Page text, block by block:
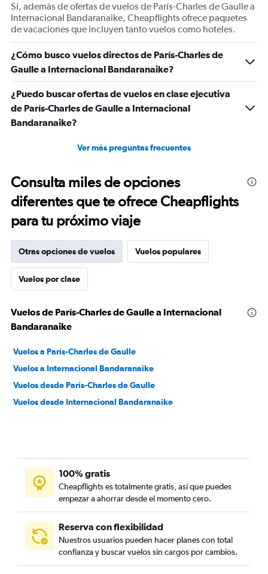
of
flights.
Range:
0
to
7.5.
Sí, además de ofertas de vuelos de París-Charles de Gaulle a
Internacional Bandaranaike, Cheapflights ofrece paquetes
de vacaciones que incluyen tanto vuelos como hoteles.
¿Cómo busco vuelos directos de París-Charles de
Gaulle a Internacional Bandaranaike?
¿Puedo buscar ofertas de vuelos en clase ejecutiva
de París-Charles de Gaulle a Internacional
Bandaranaike?
Ver más preguntas frecuentes
Consulta miles de opciones
diferentes que te ofrece Cheapflights
para tu próximo viaje
Otras opciones de vuelos Vuelos populares
Vuelos por clase
Vuelos de París-Charles de Gaulle a Internacional
Bandaranaike
Vuelos a París-Charles de Gaulle
Vuelos a Internacional Bandaranaike
Vuelos desde París-Charles de Gaulle
Vuelos desde Internacional Bandaranaike
100% gratis
Cheapflights es totalmente gratis, así que puedes
empezar a ahorrar desde el momento cero.
Reserva con flexibilidad
Nuestros usuarios pueden hacer planes con total
confianza y buscar vuelos sin cargos por cambios.